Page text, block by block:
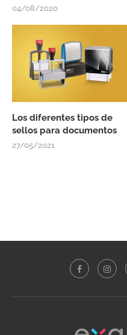
04/08/2020
Los diferentes tipos de
sellos para documentos
27/05/2021